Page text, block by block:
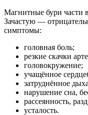
Магнитные бури части
Зачастую —
симптомы:
головная боль;
резкие скачки
головокружение;
учащённое
затруднённое
нарушение сна,
рассеянность,
усталость.